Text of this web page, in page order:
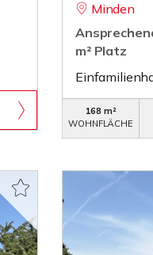
Minden
m² Platz
168 m²
WOHNFLÄCHE